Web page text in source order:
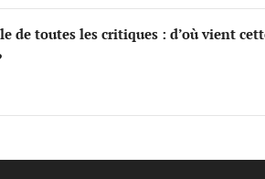
de toutes les critiques : d’où vient